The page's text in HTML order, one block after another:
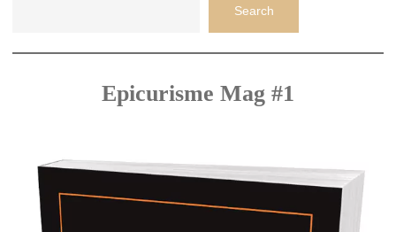
Search
Epicurisme Mag #1